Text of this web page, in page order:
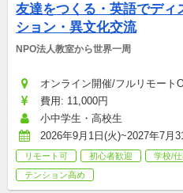
友達をつくる・英語でディ
ション・異文化交流
NPO法人教室から世界一周
オンライン開催/フルリモート
費用: 11,000円
小中学生・高校生
2026年9月1日(火)~2027年7月
リモート可 初心者歓迎 学校/
テンション高め